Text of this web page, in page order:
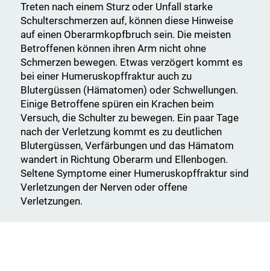
Treten nach einem Sturz oder Unfall starke
Schulterschmerzen auf, können diese Hinweise
auf einen Oberarmkopfbruch sein. Die meisten
Betroffenen können ihren Arm nicht ohne
Schmerzen bewegen. Etwas verzögert kommt es
bei einer Humeruskopffraktur auch zu
Blutergüssen (Hämatomen) oder Schwellungen.
Einige Betroffene spüren ein Krachen beim
Versuch, die Schulter zu bewegen. Ein paar Tage
nach der Verletzung kommt es zu deutlichen
Blutergüssen, Verfärbungen und das Hämatom
wandert in Richtung Oberarm und Ellenbogen.
Seltene Symptome einer Humeruskopffraktur sind
Verletzungen der Nerven oder offene
Verletzungen.